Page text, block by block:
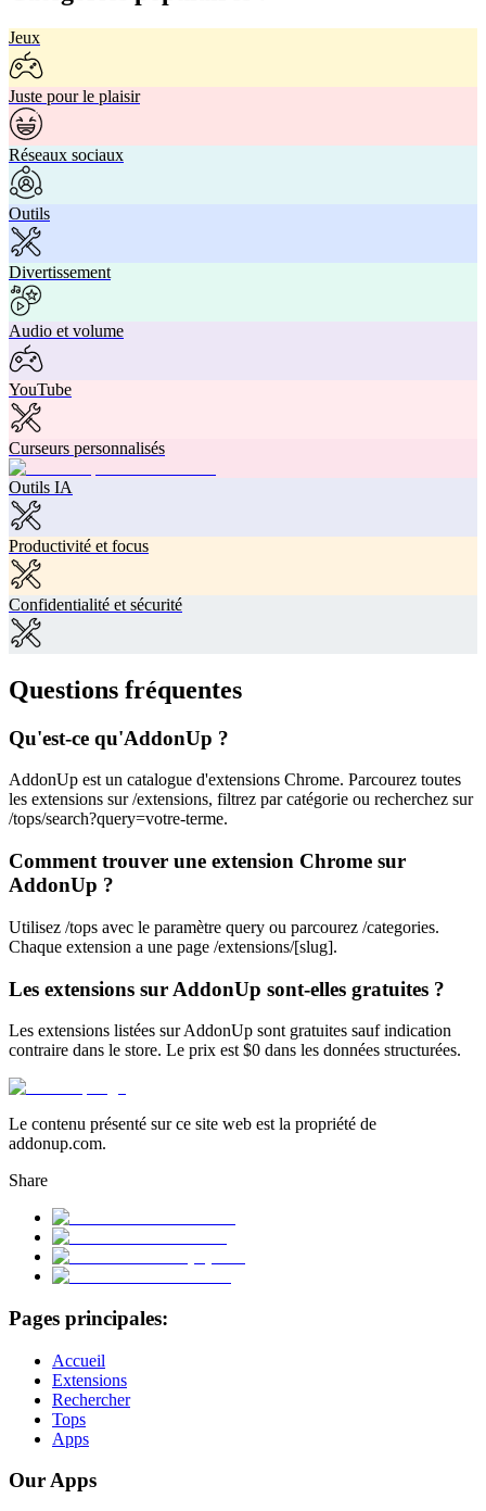
Jeux
Juste pour le plaisir
Réseaux sociaux
Outils
Divertissement
Audio et volume
YouTube
Curseurs personnalisés
Outils IA
Productivité et focus
Confidentialité et sécurité
Questions fréquentes
Qu'est-ce qu'AddonUp ?
AddonUp est un catalogue d'extensions Chrome. Parcourez toutes
les extensions sur /extensions, filtrez par catégorie ou recherchez sur
/tops/search?query=votre-terme.
Comment trouver une extension Chrome sur
AddonUp ?
Utilisez /tops avec le paramètre query ou parcourez /categories.
Chaque extension a une page /extensions/[slug].
Les extensions sur AddonUp sont-elles gratuites ?
Les extensions listées sur AddonUp sont gratuites sauf indication
contraire dans le store. Le prix est $0 dans les données structurées.
Le contenu présenté sur ce site web est la propriété de
addonup.com.
Share
Pages principales:
Accueil
Extensions
Rechercher
Tops
Apps
Our Apps